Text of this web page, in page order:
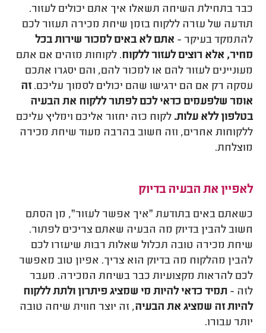
כבר בתחילת השיחה תשאלו איך אתם יכולים לעזור.
תודעה של עזרה ללקוח בזמן שיחת מכירה תעזור לכם
להתמקד בעיקר - אתם לא באים למכור שירות בכל
מחיר, אלא רוצים לעזור ללקוח. לקוחות מזהים אם אתם
מעוניינים לעזור להם או למכור להם, והם יסגרו אתכם
עסקה רק אם הם ירגישו שהם יכולים לסמוך עליכם.זה
אומר שלפעמים כדאי לכם לפתור ללקוח את הבעיה
בטלפון ללא עלות. לקוח כזה יחזור אליכם וימליץ עליכם
ללקוחות אחרים, וזה חשוב בהרבה מעוד שיחת מכירה
מוצלחת.
לאפיין את הבעיה בדיוק
כשאתם באים בתודעת "איך אפשר לעזור", מן הסתם
חשוב להבין בדיוק מה הבעיה שאתם צריכים לפתור.
שיחת מכירה טובה תכלול שאלות רבות שיעזרו לכם
להבין מהלקוח מה בדיוק הוא צריך. אפיון טוב מאפשר
לכם להראות מקצועיות כבר בשיחת המכירה. מעבר
לזה - תמיד כדאי להיות מי שמציג פיתרון ולתת ללקוח
להיות זה שמציג את הבעיה, זה יוצר חווית שיחה טובה
יותר עבורו.